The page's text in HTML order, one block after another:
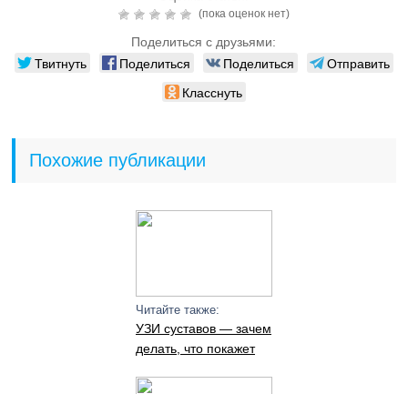
(пока оценок нет)
Поделиться с друзьями:
Твитнуть Поделиться Поделиться
Отправить
Класснуть
Похожие публикации
Читайте также:
УЗИ суставов — зачем
делать, что покажет